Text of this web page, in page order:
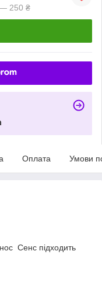
— 250 ₴
Оплата Умови
Сенс підходить